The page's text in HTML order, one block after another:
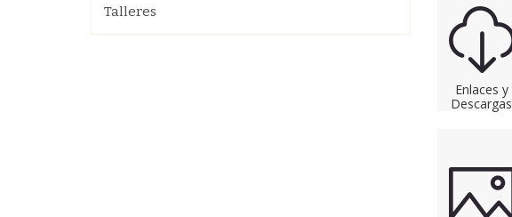
Talleres
Enlaces y
Descargas